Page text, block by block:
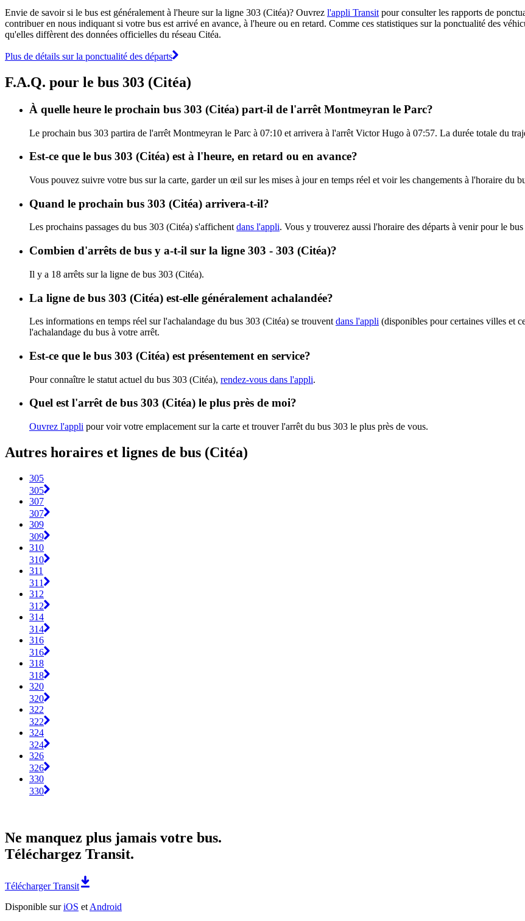
Envie de savoir si le bus est généralement à l'heure sur la ligne 303 (Citéa)? Ouvrez l'appli Transit pour consulter les rapports de
contribuer en nous indiquant si votre bus est arrivé en avance, à l'heure ou en retard. Comme ces statistiques sur la ponctualité des
qu'elles diffèrent des données officielles du réseau Citéa.
Plus de détails sur la ponctualité des départs
F.A.Q. pour le bus 303 (Citéa)
À quelle heure le prochain bus 303 (Citéa) part-il de l'arrêt Montmeyran le Parc?
Le prochain bus 303 partira de l'arrêt Montmeyran le Parc à 07:10 et arrivera à l'arrêt Victor Hugo à 07:57. La durée totale du
Est-ce que le bus 303 (Citéa) est à l'heure, en retard ou en avance?
Vous pouvez suivre votre bus sur la carte, garder un œil sur les mises à jour en temps réel et voir les changements à l'horaire du
Quand le prochain bus 303 (Citéa) arrivera-t-il?
Les prochains passages du bus 303 (Citéa) s'affichent dans l'appli. Vous y trouverez aussi l'horaire des départs à venir pour le
Combien d'arrêts de bus y a-t-il sur la ligne 303 - 303 (Citéa)?
Il y a 18 arrêts sur la ligne de bus 303 (Citéa).
La ligne de bus 303 (Citéa) est-elle généralement achalandée?
Les informations en temps réel sur l'achalandage du bus 303 (Citéa) se trouvent dans l'appli (disponibles pour certaines villes et
l'achalandage du bus à votre arrêt.
Est-ce que le bus 303 (Citéa) est présentement en service?
Pour connaître le statut actuel du bus 303 (Citéa), rendez-vous dans l'appli.
Quel est l'arrêt de bus 303 (Citéa) le plus près de moi?
Ouvrez l'appli pour voir votre emplacement sur la carte et trouver l'arrêt du bus 303 le plus près de vous.
Autres horaires et lignes de bus (Citéa)
305
305
307
307
309
309
310
310
311
311
312
312
314
314
316
316
318
318
320
320
322
322
324
324
326
326
330
330
Ne manquez plus jamais votre bus.
Téléchargez Transit.
Télécharger Transit
Disponible suriOS et Android